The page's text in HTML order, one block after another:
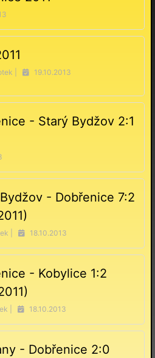
| 19.10.2013
- Starý Bydžov 2:1
- Dobřenice 7:2
| 18.10.2013
- Kobylice 1:2
| 18.10.2013
- Dobřenice 2:0